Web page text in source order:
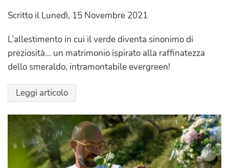
Scritto il Lunedì, 15 Novembre 2021
L’allestimento in cui il verde diventa sinonimo di
preziosità… un matrimonio ispirato alla raffinatezza
dello smeraldo, intramontabile evergreen!
Leggi articolo